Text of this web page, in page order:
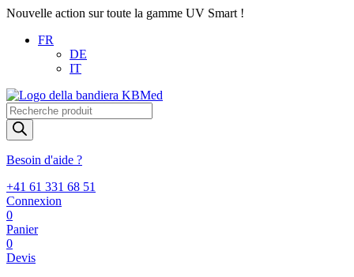
Nouvelle action sur toute la gamme UV Smart !
FR
DE
IT
Recherche
de
produits
Besoin d'aide ?
+41 61 331 68 51
Connexion
0
Panier
0
Devis